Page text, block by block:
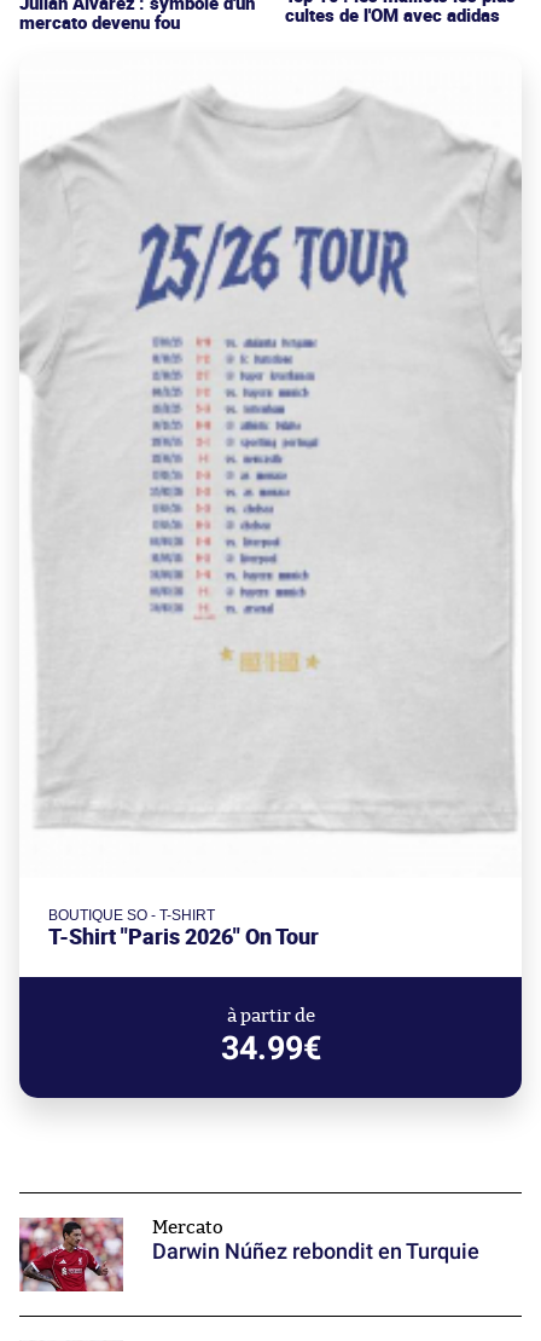
mercato devenu fou
cultes de l'OM avec adidas
BOUTIQUE SO - T-SHIRT
T-Shirt "Paris 2026" On Tour
à partir de
34.99€
Mercato
Darwin Núñez rebondit en Turquie